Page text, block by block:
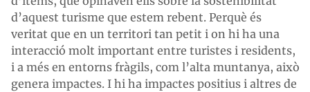
d’aquest turisme que estem rebent. Perquè és
veritat que en un territori tan petit i on hi ha una
interacció molt important entre turistes i residents,
i a més en entorns fràgils, com l’alta muntanya, això
genera impactes. I hi ha impactes positius i altres de